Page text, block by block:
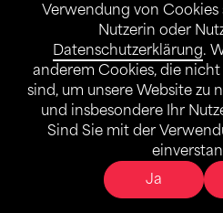
Verwendung von Cookies
Nutzerin oder
Datenschutzerklärung.
anderem Cookies, die
sind, um unsere Website zu
und insbesondere Ihr
Sind Sie mit der
Ja